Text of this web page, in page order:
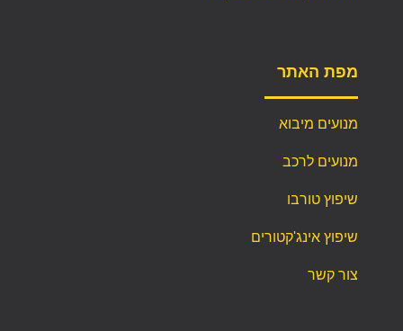
מפת האתר
מנועים מיבוא
מנועים לרכב
שיפוץ טורבו
שיפוץ אינג'קטורים
צור קשר